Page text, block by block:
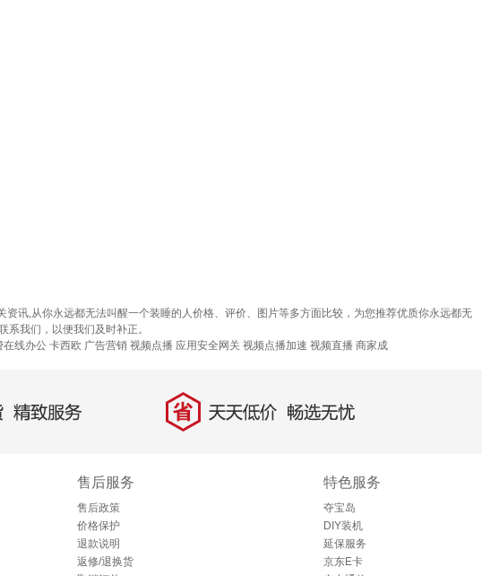
讯,从你永远都无法叫醒一个装睡的人价格、评价、图片等多方面比较，为您推荐优质你永远都无
我们，以便我们及时补正。
在线办公 卡西欧 广告营销 视频点播 应用安全网关 视频点播加速 视频直播 商家成
致服务 省 天天低价，畅选无忧
售后服务
售后政策
价格保护
退款说明
返修/退换货
特色服务
夺宝岛
DIY装机
延保服务
京东E卡